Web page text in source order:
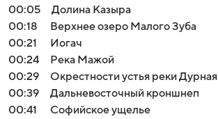
00:05
Долина Казыра
00:18
Верхнее озеро Малого Зуба
00:21
Иогач
00:24
Река Мажой
00:29
Окрестности устья реки Дурная
00:39
Дальневосточный кроншнеп
00:41
Софийское ущелье